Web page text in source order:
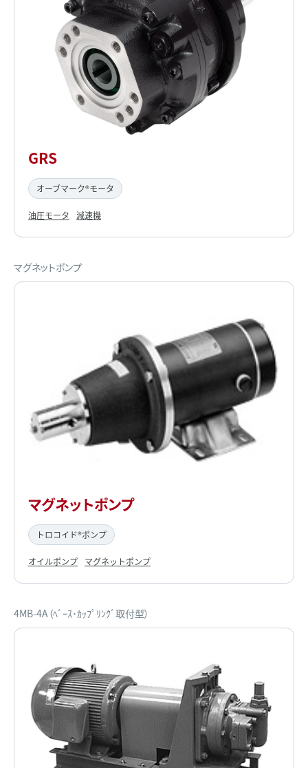
GRS
オーブマーク®モータ
油圧モータ 減速機
マグネットポンプ
マグネットポンプ
トロコイド®ポンプ
オイルポンプ マグネットポンプ
4MB-4A（ﾍﾞｰｽ･ｶｯﾌﾟﾘﾝｸﾞ取付型）